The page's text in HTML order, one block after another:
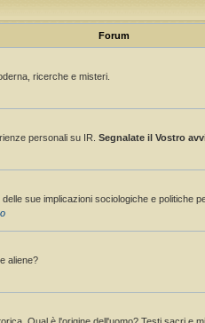
Forum
ricerche e misteri.
personali su IR. Segnalate il Vostro
sue implicazioni sociologiche e politiche
aliene?